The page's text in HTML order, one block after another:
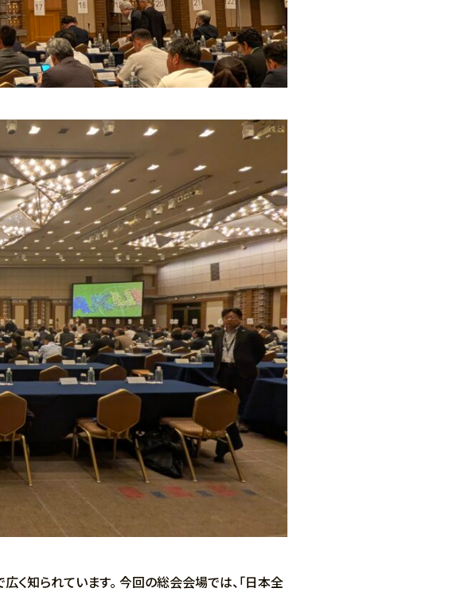
く知られています。 今回の総会会場では、「日本全